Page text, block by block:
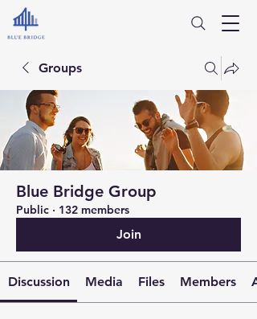
Groups
Blue Bridge Group
Public · 132 members
Join
Discussion Media Files Members